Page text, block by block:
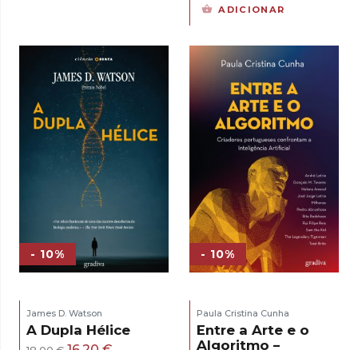
preço
era:
17,00 €.
preço
é:
15,30 €.
ADICIONAR
- 10%
James D. Watson
A Dupla Hélice
- 10%
Paula Cristina Cunha
Entre a Arte e o
Algoritmo –